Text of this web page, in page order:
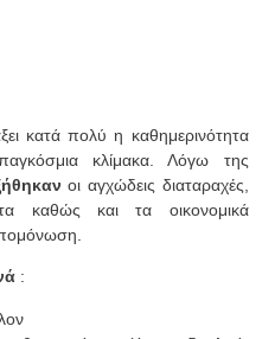
κατά πολύ η καθημερινότητα
κλίμακα. Λόγω της
οι αγχώδεις διαταραχές,
καθώς και τα οικονομικά
: